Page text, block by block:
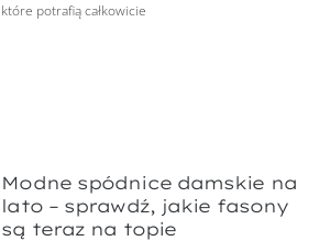
które potrafią całkowicie
Modne spódnice damskie na
lato – sprawdź, jakie fasony
są teraz na topie